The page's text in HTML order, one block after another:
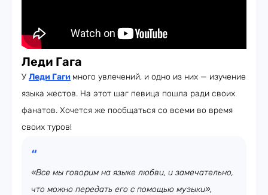
Леди Гага
У Леди Гаги много увлечений, и одно из них — изучение
языка жестов. На этот шаг певица пошла ради своих
фанатов. Хочется же пообщаться со всеми во время
своих туров!
«Все мы говорим на языке любви, и замечательно,
что можно передать его с помощью музыки»,